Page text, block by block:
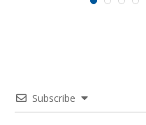
Subscribe